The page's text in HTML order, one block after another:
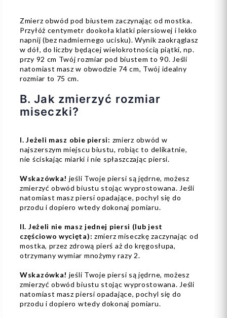
Zmierz obwód pod biustem zaczynając od mostka.
Przyłóż centymetr dookoła klatki piersiowej i lekko
napnij (bez nadmiernego ucisku). Wynik zaokrąglasz
w dół, do liczby będącej wielokrotnością piątki, np.
przy 92 cm Twój rozmiar pod biustem to 90. Jeśli
natomiast masz w obwodzie 74 cm, Twój idealny
rozmiar to 75 cm.
B. Jak zmierzyć rozmiar
miseczki?
I. Jeżeli masz obie piersi: zmierz obwód w
najszerszym miejscu biustu, robiąc to delikatnie,
nie ściskając miarki i nie spłaszczając piersi.
Wskazówka! jeśli Twoje piersi są jędrne, możesz
zmierzyć obwód biustu stojąc wyprostowana. Jeśli
natomiast masz piersi opadające, pochyl się do
przodu i dopiero wtedy dokonaj pomiaru.
II. Jeżeli nie masz jednej piersi (lub jest
częściowo wycięta): zmierz miseczkę zaczynając od
mostka, przez zdrową pierś aż do kręgosłupa,
otrzymany wymiar mnożymy razy 2.
Wskazówka! jeśli Twoje piersi są jędrne, możesz
zmierzyć obwód biustu stojąc wyprostowana. Jeśli
natomiast masz piersi opadające, pochyl się do
przodu i dopiero wtedy dokonaj pomiaru.